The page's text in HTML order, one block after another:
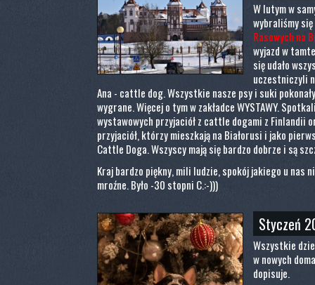
W lutym w
wybraliśmy
Rasowych na
wyjazd w
się udało
uczestniczyli
Ana - cattle dog. Wszystkie nasze psy i suki
wygrane. Więcej o tym w zakładce WYSTAWY.
wystawowych przyjaciół z cattle dogami z Finlandii
przyjaciół, którzy mieszkają na Białorusi i jako
Cattle Doga. Wszyscy mają się bardzo dobrze i są
Kraj bardzo piękny, mili ludzie, spokój jakiego u nas
mroźne. Było -30 stopni C.:-)))
Styczeń
Wszystkie
w nowych
dopisuje.